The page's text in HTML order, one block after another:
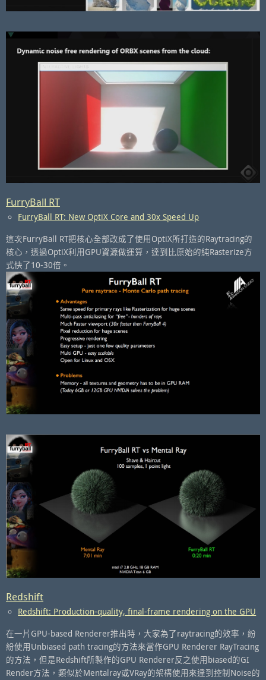
FurryBall RT
FurryBall RT: New OptiX Core and 30x Speed Up
這次FurryBall RT把核心全部改成了使用OptiX所打造的Raytracing的
核心，透過OptiX利用GPU資源做運算，達到比原始的純Rasterize方
式快了10-30倍。
Redshift
Redshift: Production-quality, final-frame rendering on the GPU
在一片GPU-based Renderer推出時，大家為了raytracing的效率，紛
紛使用Unbiased path tracing的方法來當作GPU Renderer RayTracing
的方法，但是Redshift所製作的GPU Renderer反之使用biased的GI
Render方法，類似於Mentalray或VRay的架構使用來達到控制Noise的